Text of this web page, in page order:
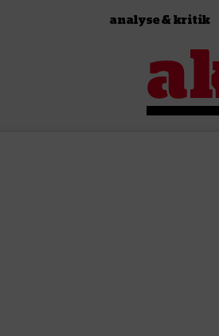
Zum Inhalt springen
analyse & kritik